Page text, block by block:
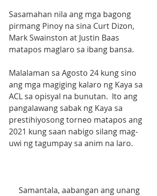
Sasamahan nila ang mga bagong
pirmang Pinoy na sina Curt Dizon,
Mark Swainston at Justin Baas
matapos maglaro sa ibang bansa.
Malalaman sa Agosto 24 kung sino
ang mga magiging kalaro ng Kaya sa
ACL sa opisyal na bunutan.  Ito ang
pangalawang sabak ng Kaya sa
prestihiyosong torneo matapos ang
2021 kung saan nabigo silang mag-
uwi ng tagumpay sa anim na laro.